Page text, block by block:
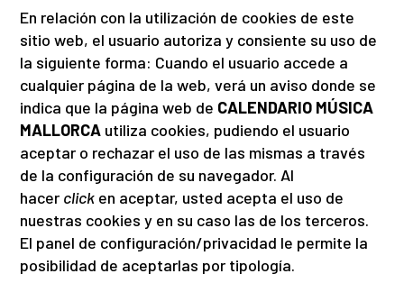
En relación con la utilización de cookies de este
sitio web, el usuario autoriza y consiente su uso de
la siguiente forma: Cuando el usuario accede a
cualquier página de la web, verá un aviso donde se
indica que la página web de CALENDARIO MÚSICA
MALLORCA utiliza cookies, pudiendo el usuario
aceptar o rechazar el uso de las mismas a través
de la configuración de su navegador. Al
hacer click en aceptar, usted acepta el uso de
nuestras cookies y en su caso las de los terceros.
El panel de configuración/privacidad le permite la
posibilidad de aceptarlas por tipología.